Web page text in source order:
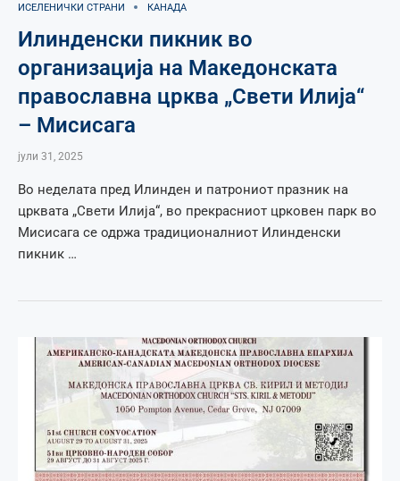
ИСЕЛЕНИЧКИ СТРАНИ КАНАДА
Илинденски пикник во
организација на Македонската
православна црква „Свети Илија“
– Мисисага
јули 31, 2025
Во неделата пред Илинден и патрониот празник на
црквата „Свети Илија“, во прекрасниот црковен парк во
Мисисага се одржа традиционалниот Илинденски
пикник …